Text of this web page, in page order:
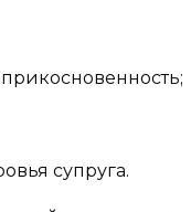
супруга.